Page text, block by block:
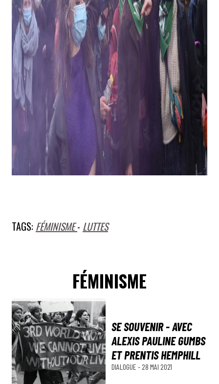
TAGS: FÉMINISME- LUTTES
FÉMINISME
SE SOUVENIR - AVEC
ALEXIS PAULINE GUMBS
ET PRENTIS HEMPHILL
DIALOGUE - 28 MAI 2021